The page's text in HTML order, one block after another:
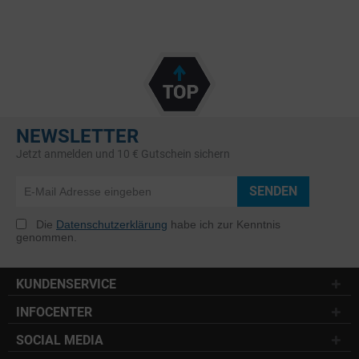
NEWSLETTER
Jetzt anmelden und 10 € Gutschein sichern
SENDEN
Die Datenschutzerklärung habe ich zur Kenntnis
genommen.
KUNDENSERVICE
INFOCENTER
SOCIAL MEDIA